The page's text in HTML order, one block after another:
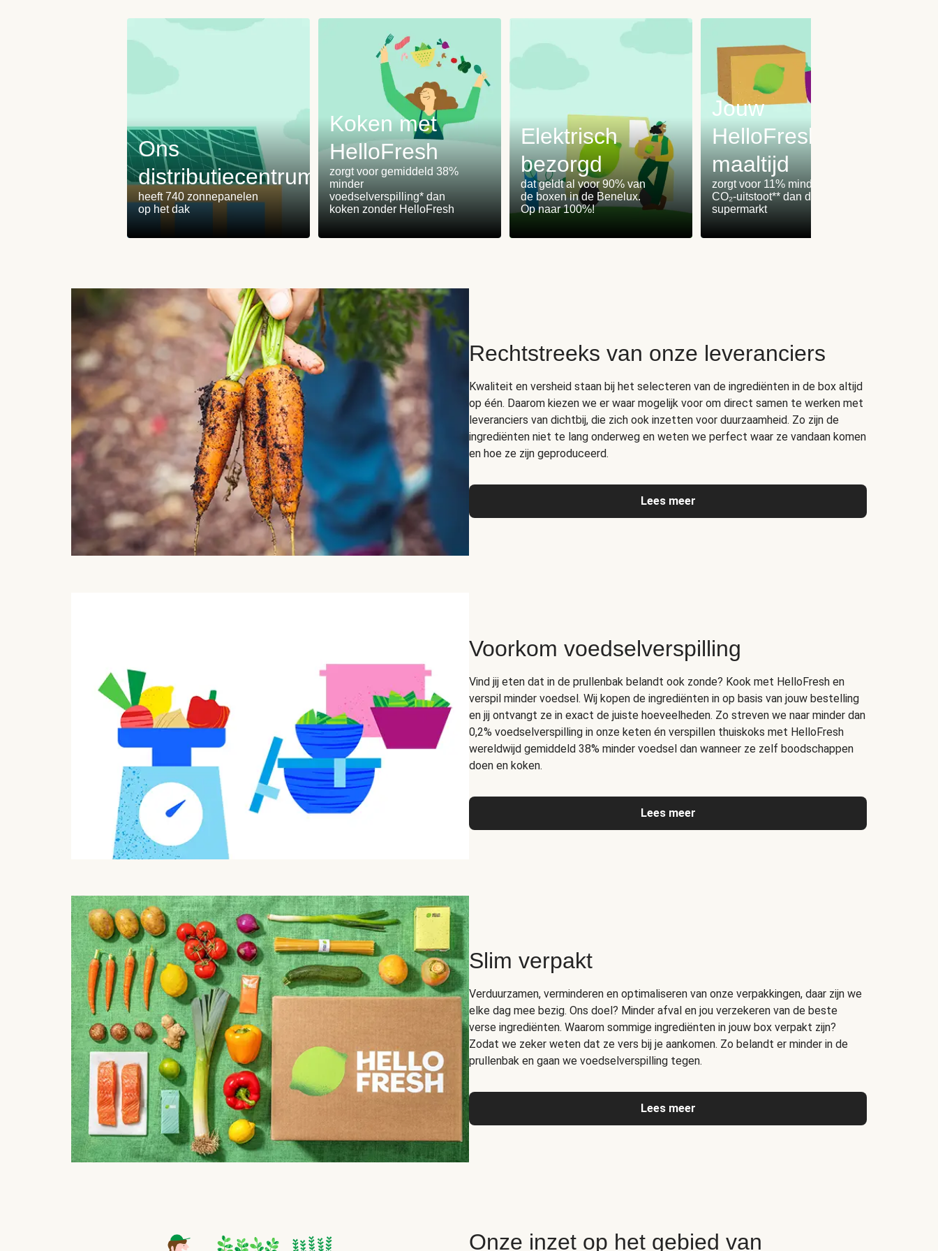
Ons
distributiecentrum
heeft 740 zonnepanelen
op het dak
Koken met
HelloFresh
zorgt voor gemiddeld 38%
minder
voedselverspilling* dan
koken zonder HelloFresh
Elektrisch
bezorgd
dat geldt al voor 90% van
de boxen in de Benelux.
Op naar 100%!
Jouw
HelloFresh-
maaltijd
zorgt voor 11% minder
CO₂-uitstoot** dan de
supermarkt
Rechtstreeks van onze leveranciers
Kwaliteit en versheid staan bij het selecteren van de ingrediënten in de box altijd
op één. Daarom kiezen we er waar mogelijk voor om direct samen te werken met
leveranciers van dichtbij, die zich ook inzetten voor duurzaamheid. Zo zijn de
ingrediënten niet te lang onderweg en weten we perfect waar ze vandaan komen
en hoe ze zijn geproduceerd.
Lees meer
Voorkom voedselverspilling
Vind jij eten dat in de prullenbak belandt ook zonde? Kook met HelloFresh en
verspil minder voedsel. Wij kopen de ingrediënten in op basis van jouw bestelling
en jij ontvangt ze in exact de juiste hoeveelheden. Zo streven we naar minder dan
0,2% voedselverspilling in onze keten én verspillen thuiskoks met HelloFresh
wereldwijd gemiddeld 38% minder voedsel dan wanneer ze zelf boodschappen
doen en koken.
Lees meer
Slim verpakt
Verduurzamen, verminderen en optimaliseren van onze verpakkingen, daar zijn we
elke dag mee bezig. Ons doel? Minder afval en jou verzekeren van de beste
verse ingrediënten. Waarom sommige ingrediënten in jouw box verpakt zijn?
Zodat we zeker weten dat ze vers bij je aankomen. Zo belandt er minder in de
prullenbak en gaan we voedselverspilling tegen.
Lees meer
Onze inzet op het gebied van